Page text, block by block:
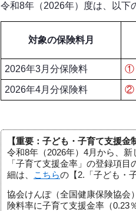
令和8年（2026年）度は、以下
対象の保険料月
2026年3月分保険料 ①
2026年4月分保険料 ②
【重要：子ども・子育て支援金
令和8年（2026年）4月から、
「子育て支援金率」の登録項
細は、
こちらの【2.「子ども・
協会けんぽ（全国健康保険協会
険料率に子育て支援金率（0.23